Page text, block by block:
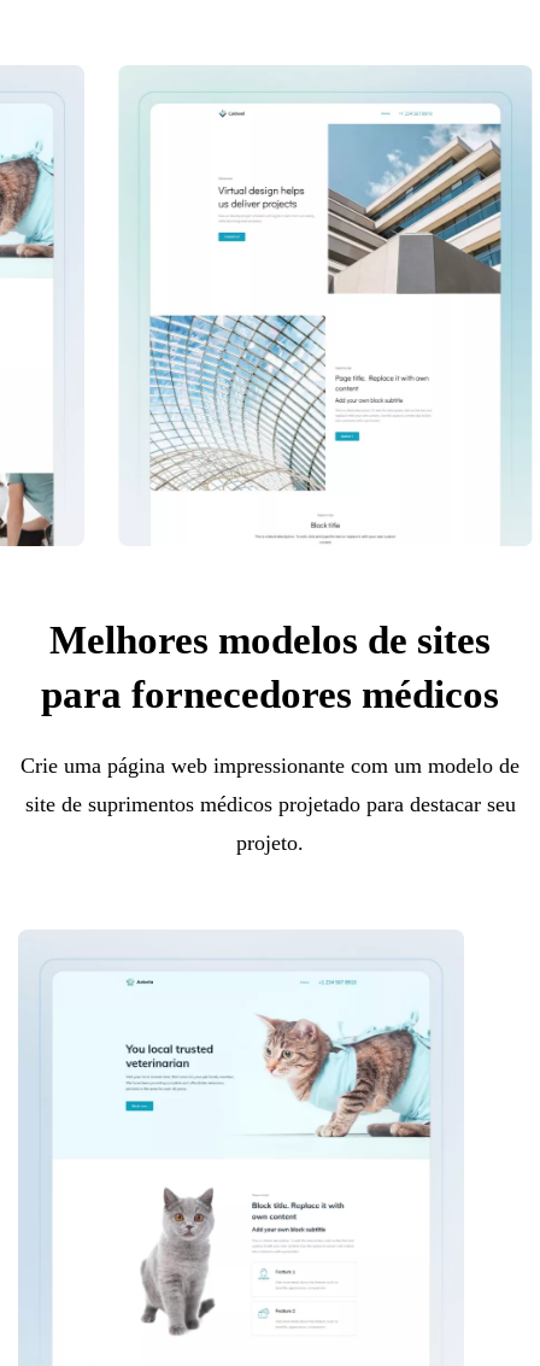
Melhores modelos de sites
para fornecedores médicos
Crie uma página web impressionante com um modelo de
site de suprimentos médicos projetado para destacar seu
projeto.